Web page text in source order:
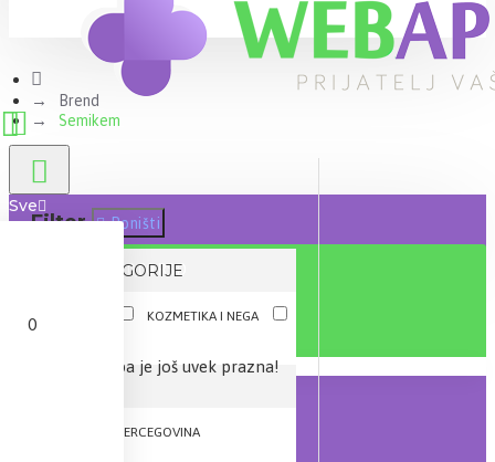
Sve
0 proizvod(a) - 0,00 RSD
0
Vaša korpa je još uvek prazna!
Brend
Semikem
Filter Poništi
IZ KATEGORIJE
KOZMETIKA I NEGA
BOSNA I HERCEGOVINA